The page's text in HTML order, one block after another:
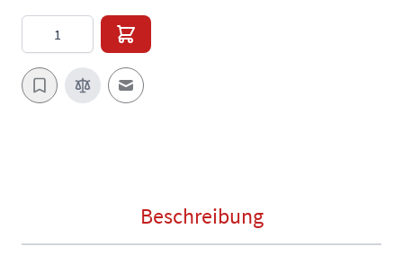
E-Mail an einen Freund
Beschreibung